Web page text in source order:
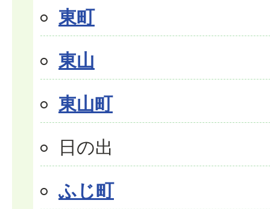
東町
東山
東山町
日の出
ふじ町